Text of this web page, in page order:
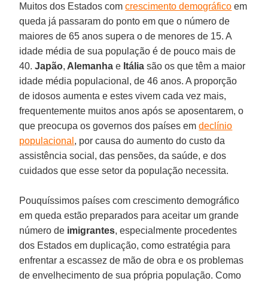
Muitos dos Estados comcrescimento demográfico em
queda já passaram do ponto em que o número de
maiores de 65 anos supera o de menores de 15. A
idade média de sua população é de pouco mais de
40.Japão, Alemanha e Itália são os que têm a maior
idade média populacional, de 46 anos. A proporção
de idosos aumenta e estes vivem cada vez mais,
frequentemente muitos anos após se aposentarem, o
que preocupa os governos dos países emdeclínio
populacional , por causa do aumento do custo da
assistência social, das pensões, da saúde, e dos
cuidados que esse setor da população necessita.
Pouquíssimos países com crescimento demográfico
em queda estão preparados para aceitar um grande
número de imigrantes, especialmente procedentes
dos Estados em duplicação, como estratégia para
enfrentar a escassez de mão de obra e os problemas
de envelhecimento de sua própria população. Como